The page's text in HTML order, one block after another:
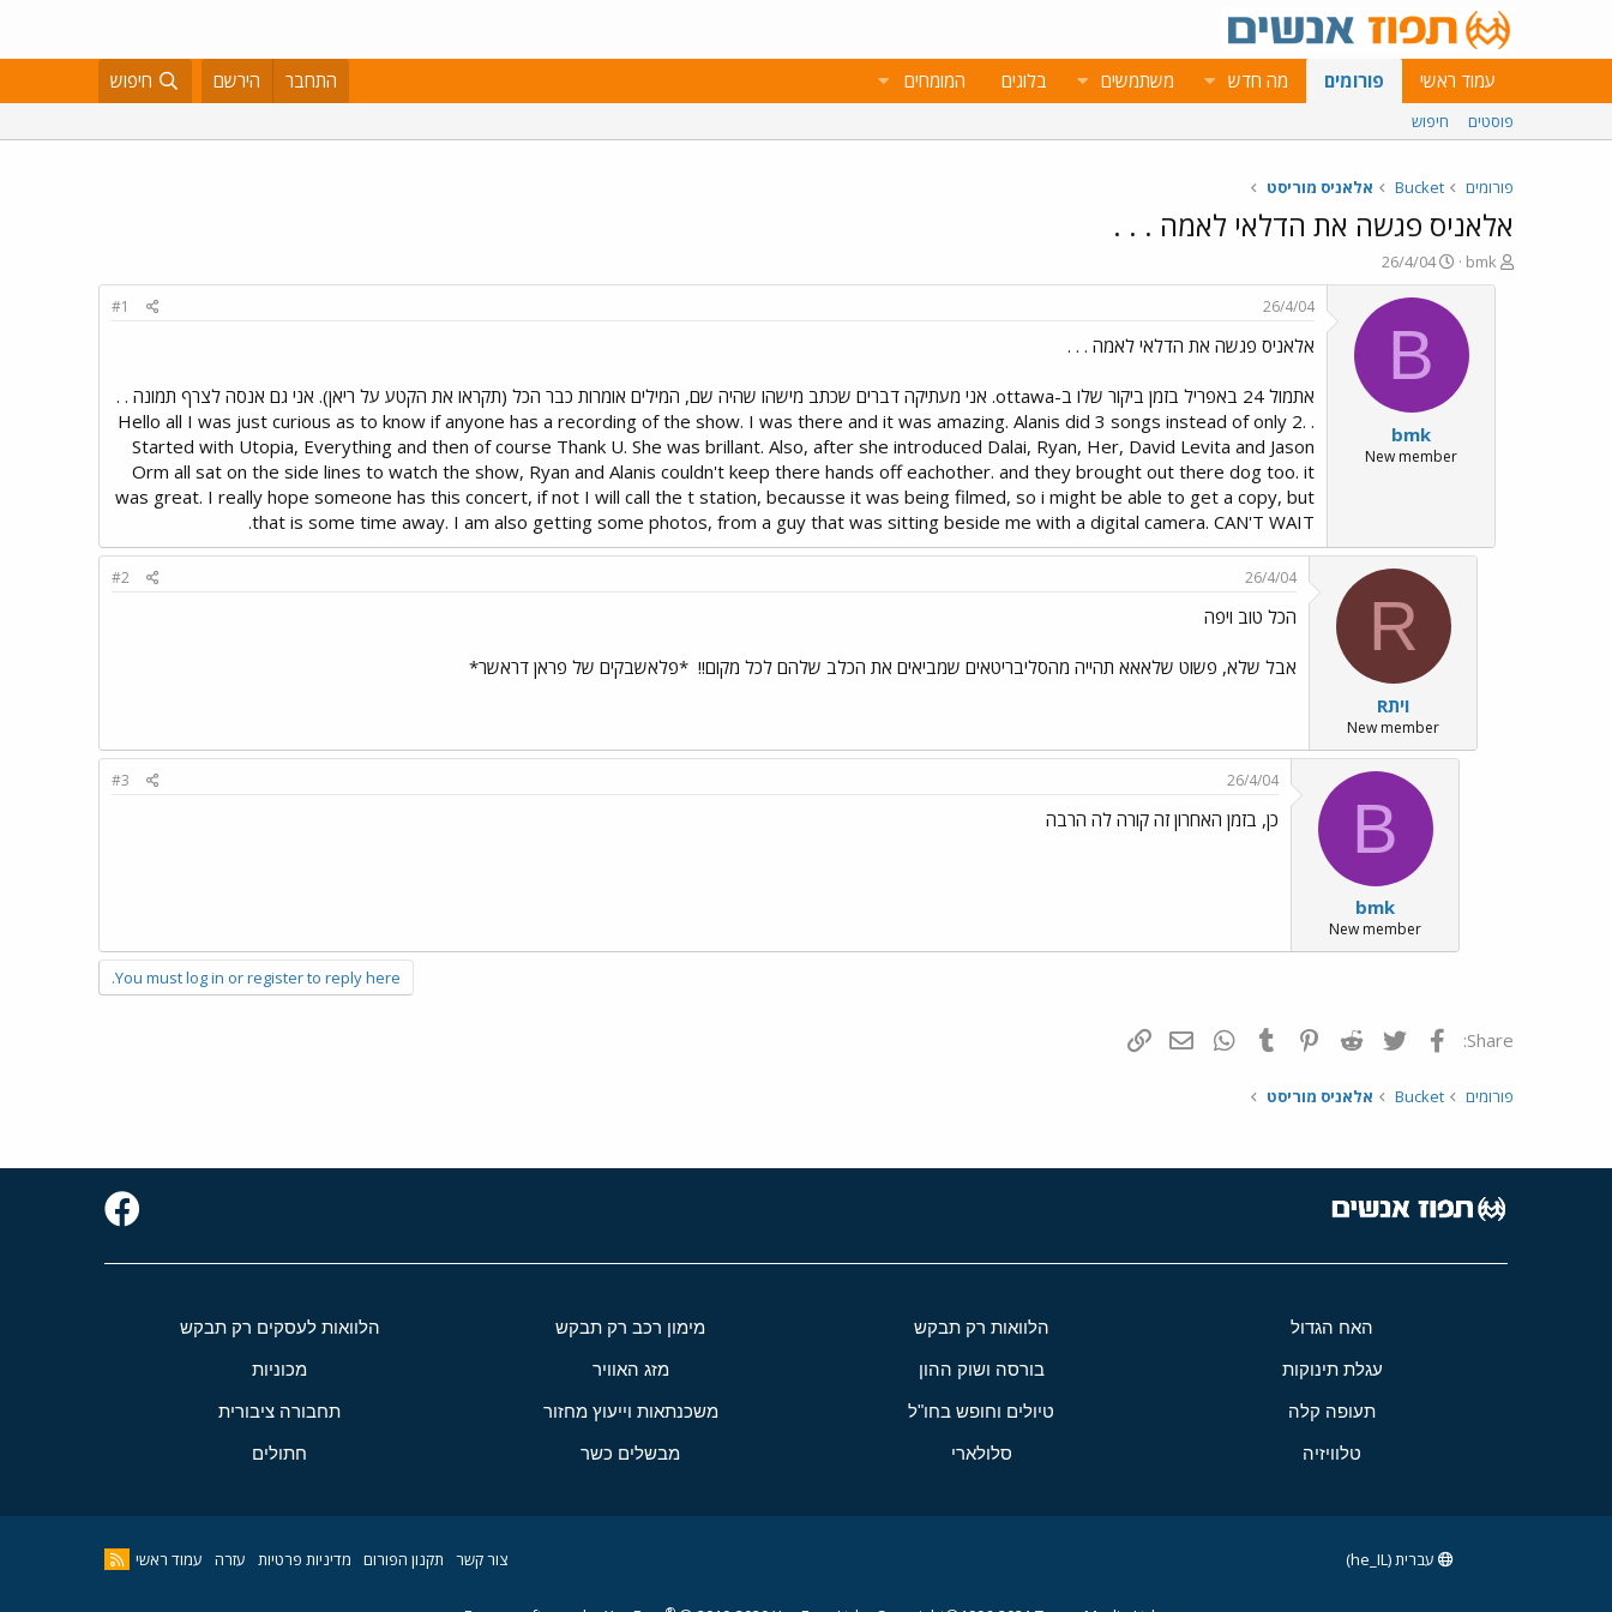
עמוד ראשי פורומים מה חדש משתמשים בלוגים המומחים התחבר הירשם חיפוש
פוסטים חיפוש
פורומים Bucket אלאניס מוריסט
אלאניס פגשה את הדלאי לאמה . . .
פ
ו
bmk
פ
ו
ר
ם
ב
א
ר
י
26/4/04
B
bmk
New member
26/4/04
#1
אלאניס פגשה את הדלאי לאמה . . .
אתמול 24 באפריל בזמן ביקור שלו ב-ottawa. אני מעתיקה דברים שכתב מישהו שהיה שם, המילים אומרות כבר הכל (תקראו את הקטע על ריאן). אני גם אנסה לצרף תמונה . .
. Hello all I was just curious as to know if anyone has a recording of the show. I was there and it was amazing. Alanis did 3 songs instead of only 2.
Started with Utopia, Everything and then of course Thank U. She was brillant. Also, after she introduced Dalai, Ryan, Her, David Levita and Jason
Orm all sat on the side lines to watch the show, Ryan and Alanis couldn't keep there hands off eachother. and they brought out there dog too. it
was great. I really hope someone has this concert, if not I will call the t station, becausse it was being filmed, so i might be able to get a copy, but
that is some time away. I am also getting some photos, from a guy that was sitting beside me with a digital camera. CAN'T WAIT.
R
Rוית
New member
26/4/04
#2
הכל טוב ויפה
אבל שלא, פשוט שלאאא תהייה מהסליבריטאים שמביאים את הכלב שלהם לכל מקום!! *פלאשבקים של פראן דראשר*
B
bmk
New member
26/4/04
#3
כן, בזמן האחרון זה קורה לה הרבה
You must log in or register to reply here.
Share: פייסבוק Twitter
Reddit
Pinterest
Tumblr
WhatsAppדואר אלקטרוני
פורומים Bucket אלאניס מוריסט
האח הגדול הלוואות רק תבקש מימון רכב רק תבקש הלוואות לעסקים רק תבקש
עגלת תינוקות בורסה ושוק ההון מזג האוויר מכוניות
תעופה קלה טיולים וחופש בחו"ל משכנתאות וייעוץ מחזור תחבורה ציבורית
טלוויזיה סלולארי מבשלים כשר חתולים
צור קשר תקנון הפורום מדיניות פרטיות עזרה עמוד ראשי עברית (he_IL)